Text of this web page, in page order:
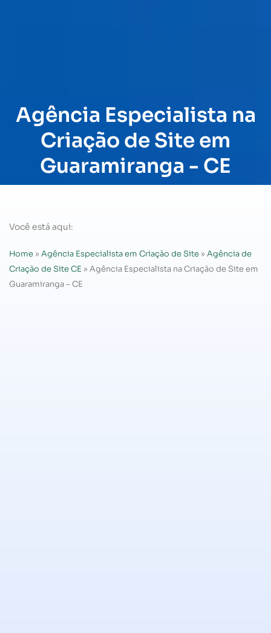
Agência Especialista na
Criação de Site em
Guaramiranga - CE
Você está aqui:
Home » Agência Especialista em Criação de Site » Agência de
Criação de Site CE » Agência Especialista na Criação de Site em
Guaramiranga – CE